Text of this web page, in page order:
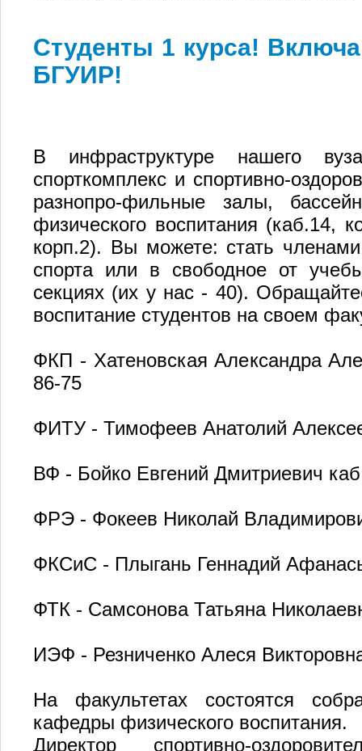
Студенты 1 курса!
БГУИР!
В инфраструктуре нашего
спорткомплекс и спортивно-
разнопро-фильные залы,
физического воспитания (каб.14,
корп.2). Вы можете: стать
спорта или в свободное от
секциях (их у нас - 40).
воспитание студентов на своем
ФКП - Хатеновская Александра
86-75
ФИТУ - Тимофеев Анатолий
ВФ - Бойко Евгений Дмитриевич
ФРЭ - Фокеев Николай
ФКСиС - Плыгань Геннадий
ФТК - Самсонова Татьяна
ИЭФ - Резниченко Алеся
На факультетах состоятся
кафедры физического воспитания.
Директор спортивно-